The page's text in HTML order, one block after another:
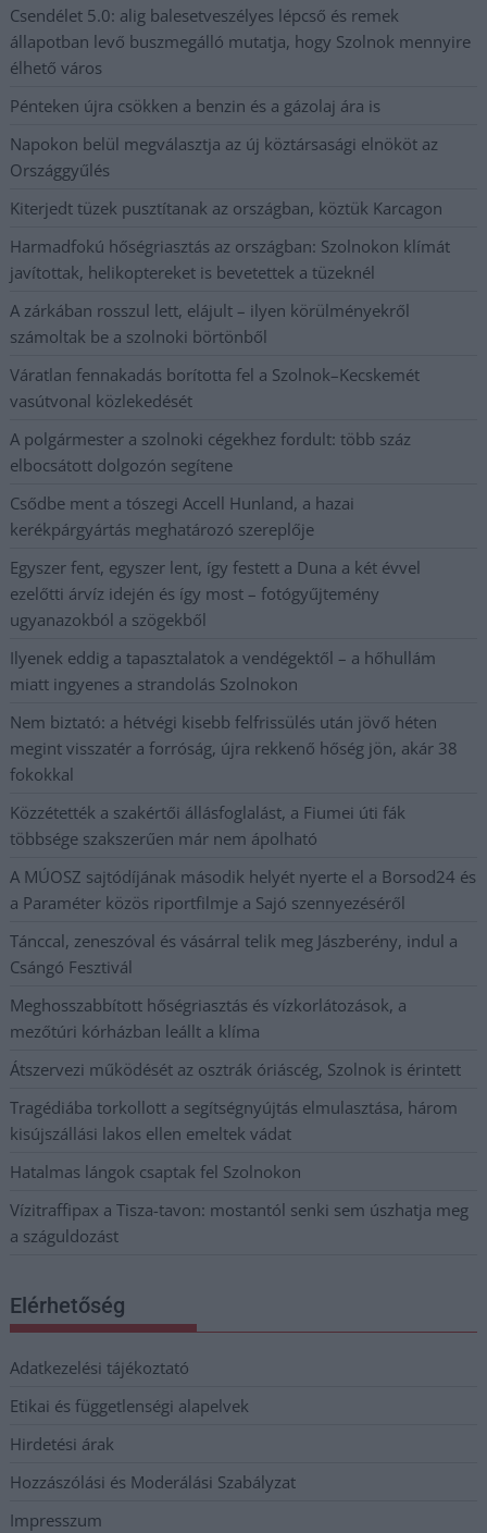
Csendélet 5.0: alig balesetveszélyes lépcső és remek
állapotban levő buszmegálló mutatja, hogy Szolnok mennyire
élhető város
Pénteken újra csökken a benzin és a gázolaj ára is
Napokon belül megválasztja az új köztársasági elnököt az
Országgyűlés
Kiterjedt tüzek pusztítanak az országban, köztük Karcagon
Harmadfokú hőségriasztás az országban: Szolnokon klímát
javítottak, helikoptereket is bevetettek a tüzeknél
A zárkában rosszul lett, elájult – ilyen körülményekről
számoltak be a szolnoki börtönből
Váratlan fennakadás borította fel a Szolnok–Kecskemét
vasútvonal közlekedését
A polgármester a szolnoki cégekhez fordult: több száz
elbocsátott dolgozón segítene
Csődbe ment a tószegi Accell Hunland, a hazai
kerékpárgyártás meghatározó szereplője
Egyszer fent, egyszer lent, így festett a Duna a két évvel
ezelőtti árvíz idején és így most – fotógyűjtemény
ugyanazokból a szögekből
Ilyenek eddig a tapasztalatok a vendégektől – a hőhullám
miatt ingyenes a strandolás Szolnokon
Nem biztató: a hétvégi kisebb felfrissülés után jövő héten
megint visszatér a forróság, újra rekkenő hőség jön, akár 38
fokokkal
Közzétették a szakértői állásfoglalást, a Fiumei úti fák
többsége szakszerűen már nem ápolható
A MÚOSZ sajtódíjának második helyét nyerte el a Borsod24 és
a Paraméter közös riportfilmje a Sajó szennyezéséről
Tánccal, zeneszóval és vásárral telik meg Jászberény, indul a
Csángó Fesztivál
Meghosszabbított hőségriasztás és vízkorlátozások, a
mezőtúri kórházban leállt a klíma
Átszervezi működését az osztrák óriáscég, Szolnok is érintett
Tragédiába torkollott a segítségnyújtás elmulasztása, három
kisújszállási lakos ellen emeltek vádat
Hatalmas lángok csaptak fel Szolnokon
Vízitraffipax a Tisza-tavon: mostantól senki sem úszhatja meg
a száguldozást
Elérhetőség
Adatkezelési tájékoztató
Etikai és függetlenségi alapelvek
Hirdetési árak
Hozzászólási és Moderálási Szabályzat
Impresszum